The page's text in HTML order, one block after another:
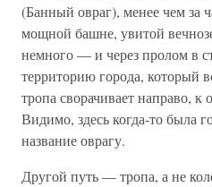
(Банный овраг), менее чем за
мощной башне, увитой
немного — и через пролом в
территорию города, который
тропа сворачивает направо,
Видимо, здесь когда-то была
название оврагу.
Другой путь — тропа, а не